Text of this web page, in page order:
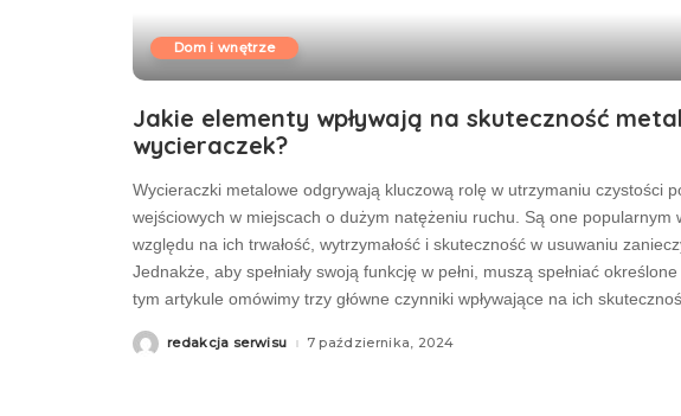
Dom i wnętrze
Jakie elementy wpływają na skuteczność
wycieraczek?
Wycieraczki metalowe odgrywają kluczową rolę w utrzymaniu czystości
wejściowych w miejscach o dużym natężeniu ruchu. Są one popularnym
względu na ich trwałość, wytrzymałość i skuteczność w usuwaniu
Jednakże, aby spełniały swoją funkcję w pełni, muszą spełniać
tym artykule omówimy trzy główne czynniki wpływające na ich
redakcja serwisu 7 października, 2024